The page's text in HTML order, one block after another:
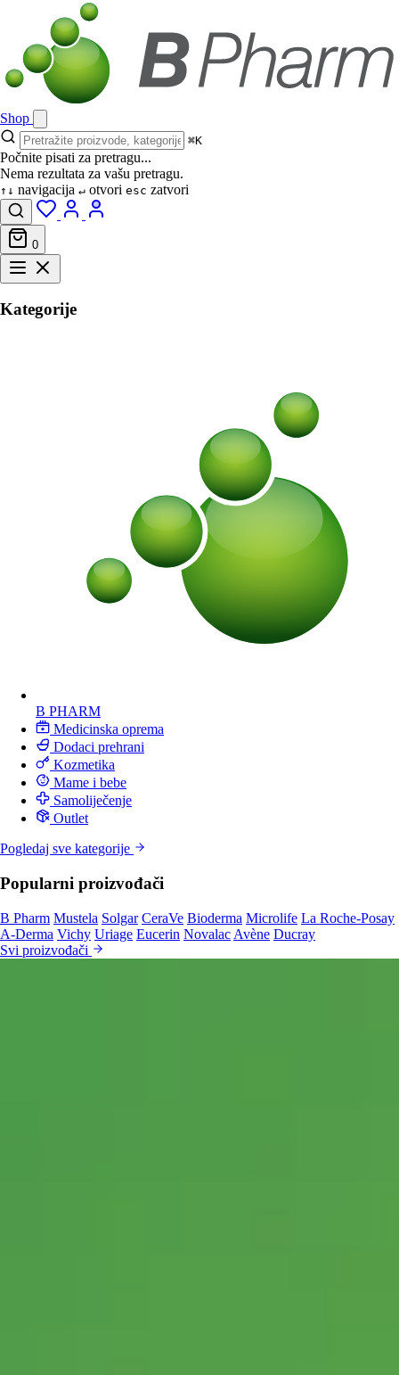
Shop
⌘K
Počnite pisati za pretragu...
Nema rezultata za vašu pretragu.
↑↓ navigacija ↵ otvori esc zatvori
0
Kategorije
B PHARM
Medicinska oprema
Dodaci prehrani
Kozmetika
Mame i bebe
Samoliječenje
Outlet
Pogledaj sve kategorije
Popularni proizvođači
B Pharm Mustela Solgar CeraVe Bioderma Microlife La Roche-Posay
A-Derma Vichy Uriage Eucerin Novalac Avène Ducray
Svi proizvođači